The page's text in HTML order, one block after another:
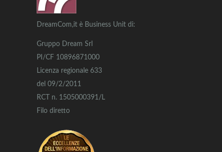
DreamCom,it è Business Unit di:
Gruppo Dream Srl
PI/CF 10896871000
Licenza regionale 633
del 09/2/2011
RCT n. 1505000391/L
Filo diretto